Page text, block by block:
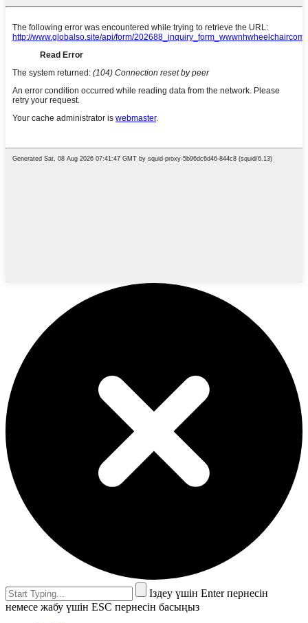
Іздеу үшін Enter пернесін
немесе жабу үшін ESC пернесін басыңыз